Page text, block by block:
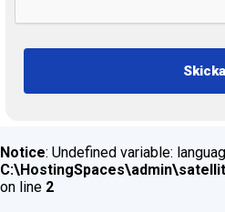
Skicka
Notice: Undefined variable:
on line 2